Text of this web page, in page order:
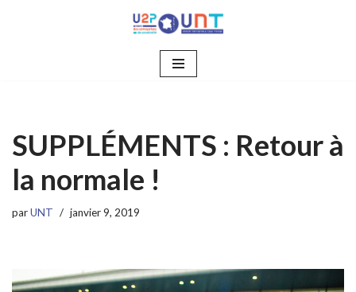
SUPPLÉMENTS : Retour à
la normale !
parUNT janvier 9, 2019